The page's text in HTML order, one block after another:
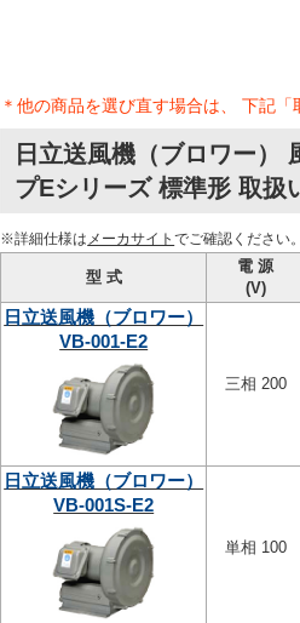
＊他の商品を選び直す場合は、 下記
日立送風機（ブロワー）
プEシリーズ 標準形 取扱
※詳細仕様は メーカサイトでご確認ください。
型 式
電 源
(V)
日立送風機（ブロワー）
VB-001-E2
三相 200
日立送風機（ブロワー）
VB-001S-E2
単相 100